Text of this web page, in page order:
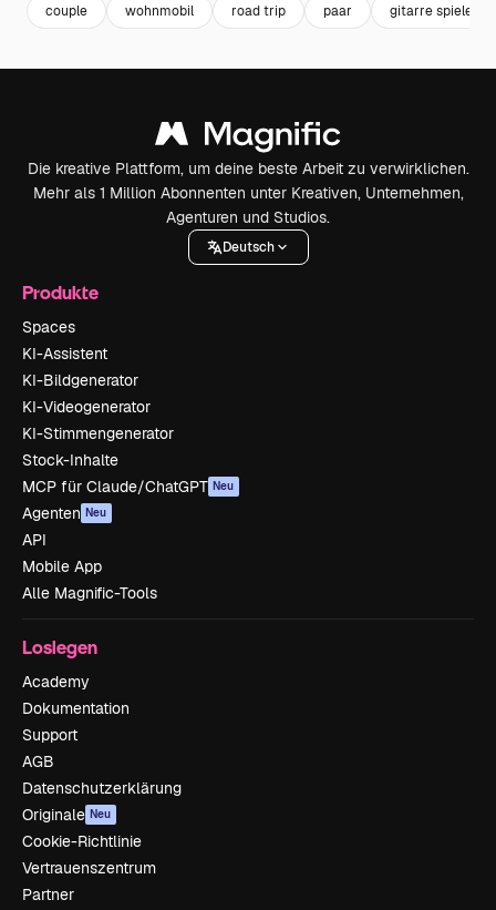
couple wohnmobil road trip paar gitarre spielen
Die kreative Plattform, um deine beste Arbeit zu verwirklichen.
Mehr als 1 Million Abonnenten unter Kreativen, Unternehmen,
Agenturen und Studios.
Deutsch
Produkte
Spaces
KI-Assistent
KI-Bildgenerator
KI-Videogenerator
KI-Stimmengenerator
Stock-Inhalte
MCP für Claude/ChatGPT Neu
Agenten Neu
API
Mobile App
Alle Magnific-Tools
Loslegen
Academy
Dokumentation
Support
AGB
Datenschutzerklärung
Originale Neu
Cookie-Richtlinie
Vertrauenszentrum
Partner